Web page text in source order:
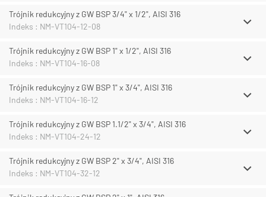
Trójnik redukcyjny z GW BSP 3/4" x 1/2", AISI 316
Indeks : NM-VT104-12-08
Trójnik redukcyjny z GW BSP 1" x 1/2", AISI 316
Indeks : NM-VT104-16-08
Trójnik redukcyjny z GW BSP 1" x 3/4", AISI 316
Indeks : NM-VT104-16-12
Trójnik redukcyjny z GW BSP 1.1/2" x 3/4", AISI 316
Indeks : NM-VT104-24-12
Trójnik redukcyjny z GW BSP 2" x 3/4", AISI 316
Indeks : NM-VT104-32-12